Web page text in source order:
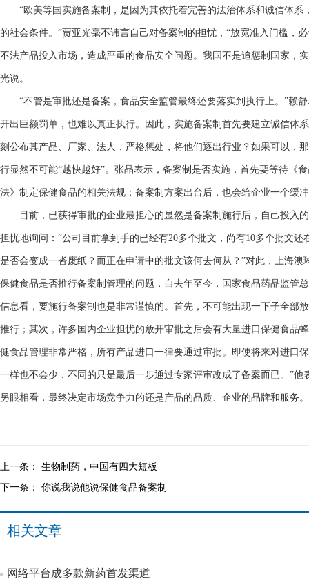
“欧美等国实施备案制，是因为其依托着完善的法治体系和诚信体系
的社会条件。”贾亚光毫不讳言自己对备案制的担忧，“放宽准入门槛，
不法产品投入市场，造成严重的食品安全问题。我国不是追惩制国家，
光说。
“不管是审批还是备案，食品安全监管最终还要落实到执行上。”赖
开出巨额罚单，也难以真正执行。因此，实施备案制首先要建立诚信体
刻公布其产品、厂家、法人，严格惩处，将他们逐出行业？如果可以，
行显然不可能“越快越好”。张晶表示，备案制是否实施，首先要等待《
法》制定保健食品的相关法规；备案制方案出台后，也会给企业一个缓
目前，已获得审批的企业最担心的显然是备案制施行后，自己投入的
担忧地询问：“公司目前拿到手的已经有20多个批文，尚有10多个批文
是否会变成一沓废纸？而正在申请中的批文该何去何从？”对此，上海
保健食品是否推行备案制管理的问题，自去年至今，国家食品药品监管
信息看，要施行备案制也是非常谨慎的。首先，不可能出现一下子全部
推行；其次，许多国内企业担忧的放开审批之后会有大量进口保健食品
健食品管理非常严格，所有产品进口一律要通过审批。即使将来对进口
一样也不会少，不同的只是最后一步通过专家评审改成了备案而已。”
另眼相看，最终决定市场竞争力的还是产品的品质、企业的品牌和服务。
上一条： 生物制药，中国有四大短板
下一条： 你说我说他说保健食品备案制
相关文章
网络平台成多款新药首发渠道